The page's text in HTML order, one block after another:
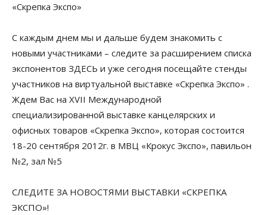
«Скрепка Экспо»
С каждым днем мы и дальше будем знакомить с
новыми участниками – следите за расширением списка
экспонентов ЗДЕСЬ и уже сегодня посещайте стенды
участников на виртуальной выставке «Скрепка Экспо» .
Ждем Вас на XVII Международной
специализированной выставке канцелярских и
офисных товаров «Скрепка Экспо», которая состоится
18-20 сентября 2012г. в МВЦ «Крокус Экспо», павильон
№2, зал №5
СЛЕДИТЕ ЗА НОВОСТЯМИ ВЫСТАВКИ «СКРЕПКА
ЭКСПО»!